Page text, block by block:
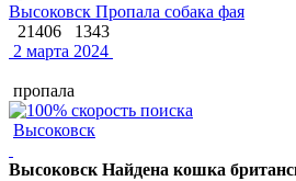
Высоковск Пропала собака фая
21406
1343
2 марта 2024
пропала
Высоковск
Высоковск Найдена кошка